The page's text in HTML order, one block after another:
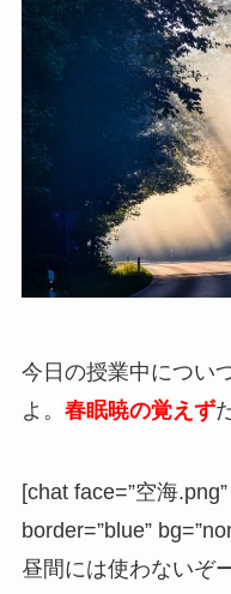
今日の授業中につい
よ。 春眠暁の覚えず
[chat face=”空海
border=”blue”
昼間には使わないぞ